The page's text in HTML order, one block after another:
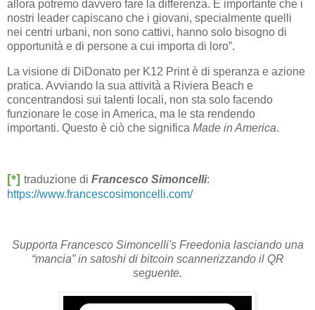
allora potremo davvero fare la differenza. È importante che i
nostri leader capiscano che i giovani, specialmente quelli
nei centri urbani, non sono cattivi, hanno solo bisogno di
opportunità e di persone a cui importa di loro”.
La visione di DiDonato per K12 Print è di speranza e azione
pratica. Avviando la sua attività a Riviera Beach e
concentrandosi sui talenti locali, non sta solo facendo
funzionare le cose in America, ma le sta rendendo
importanti. Questo è ciò che significa Made in America.
[*] traduzione di Francesco Simoncelli:
https://www.francescosimoncelli.com/
Supporta Francesco Simoncelli's Freedonia lasciando una
“mancia” in satoshi di bitcoin scannerizzando il QR
seguente.